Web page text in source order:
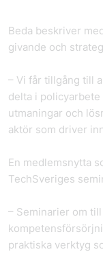
Beda beskriver
givande och
– Vi får tillgång till
delta i
utmaningar och
aktör som driver
En medlemsnytta
TechSveriges
– Seminarier om
praktiska verktyg